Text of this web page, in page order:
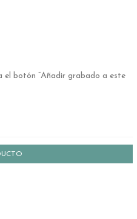
el botón “Añadir grabado a este